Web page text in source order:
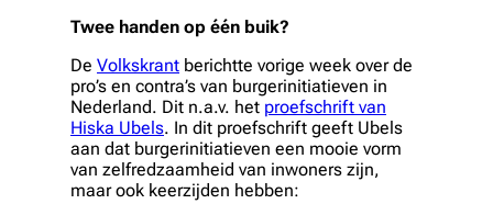
Twee handen op één buik?
De Volkskrant berichtte vorige week over de
pro’s en contra’s van burgerinitiatieven in
Nederland. Dit n.a.v. het proefschrift van
Hiska Ubels. In dit proefschrift geeft Ubels
aan dat burgerinitiatieven een mooie vorm
van zelfredzaamheid van inwoners zijn,
maar ook keerzijden hebben: